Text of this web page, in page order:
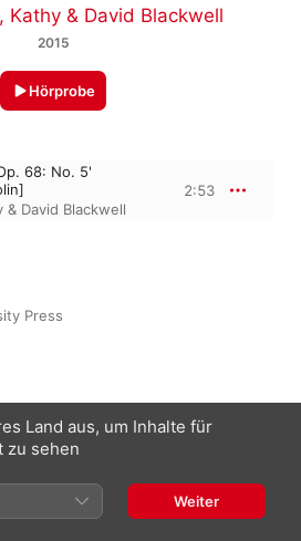
, Kathy & David Blackwell
2015
Hörprobe
68: No. 5'
& David Blackwell
2:53
Press
for Violin Book 2
David Blackwell
Oxford
Press Music
Land aus, um Inhalte für
zu sehen
Weiter